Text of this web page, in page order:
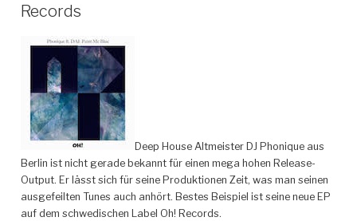
Records
Deep House Altmeister DJ Phonique aus
Berlin ist nicht gerade bekannt für einen mega hohen Release-
Output. Er lässt sich für seine Produktionen Zeit, was man seinen
ausgefeilten Tunes auch anhört. Bestes Beispiel ist seine neue EP
auf dem schwedischen Label Oh! Records.